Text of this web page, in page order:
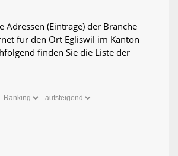
Adressen (Einträge) der Branche
für den Ort Egliswil im Kanton
finden Sie die Liste der